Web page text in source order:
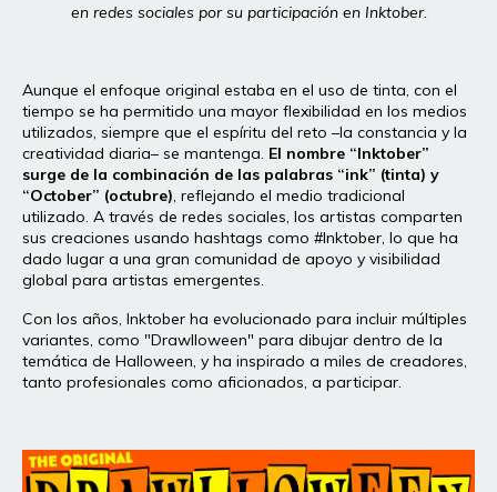
en redes sociales por su participación en Inktober.
Aunque el enfoque original estaba en el uso de tinta, con el
tiempo se ha permitido una mayor flexibilidad en los medios
utilizados, siempre que el espíritu del reto –la constancia y la
creatividad diaria– se mantenga. El nombre “Inktober”
surge de la combinación de las palabras “ink” (tinta) y
“October” (octubre), reflejando el medio tradicional
utilizado. A través de redes sociales, los artistas comparten
sus creaciones usando hashtags como #Inktober, lo que ha
dado lugar a una gran comunidad de apoyo y visibilidad
global para artistas emergentes.
Con los años, Inktober ha evolucionado para incluir múltiples
variantes, como "Drawlloween" para dibujar dentro de la
temática de Halloween, y ha inspirado a miles de creadores,
tanto profesionales como aficionados, a participar.